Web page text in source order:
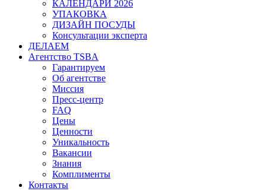
КАЛЕНДАРИ 2026
УПАКОВКА
ДИЗАЙН ПОСУДЫ
Консультации эксперта
ДЕЛАЕМ
Агентство TSBA
Гарантируем
Об агентстве
Миссия
Пресс-центр
FAQ
Цены
Ценности
Уникальность
Вакансии
Знания
Комплименты
Контакты